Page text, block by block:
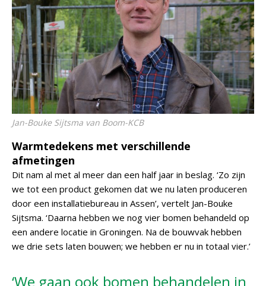
Jan-Bouke Sijtsma van Boom-KCB
Warmtedekens met verschillende
afmetingen
Dit nam al met al meer dan een half jaar in beslag. ‘Zo zijn
we tot een product gekomen dat we nu laten produceren
door een installatiebureau in Assen’, vertelt Jan-Bouke
Sijtsma. ‘Daarna hebben we nog vier bomen behandeld op
een andere locatie in Groningen. Na de bouwvak hebben
we drie sets laten bouwen; we hebben er nu in totaal vier.’
‘We gaan ook bomen behandelen in